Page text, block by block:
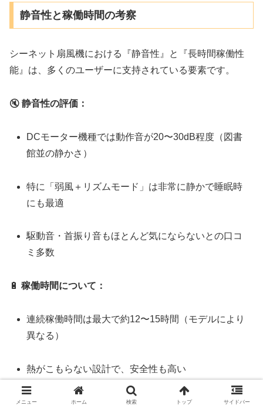
静音性と稼働時間の考察
シーネット扇風機における『静音性』と『長時間稼働性
能』は、多くのユーザーに支持されている要素です。
🔇 静音性の評価：
DCモーター機種では動作音が20〜30dB程度（図書
館並の静かさ）
特に「弱風＋リズムモード」は非常に静かで睡眠時
にも最適
駆動音・首振り音もほとんど気にならないとの口コ
ミ多数
🔋 稼働時間について：
連続稼働時間は最大で約12〜15時間（モデルにより
異なる）
熱がこもらない設計で、安全性も高い
自動停止機能付きで過剰稼働の心配がない
メニュー ホーム 検索 トップ サイドバー